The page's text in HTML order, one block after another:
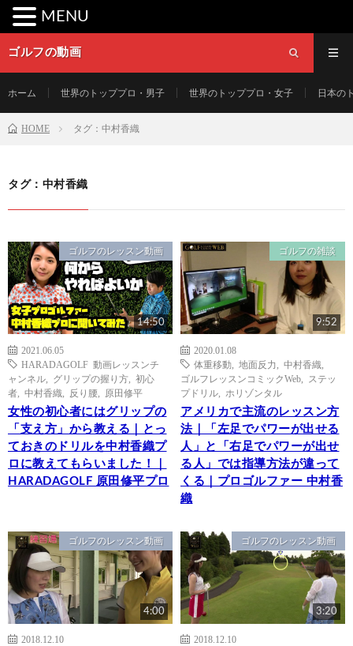
ゴルフの動画
ホーム 世界のトッププロ・男子 世界のトッププロ・女子 日本の
HOME タグ：中村香織
タグ：中村香織
ゴルフのレッスン動画
14:50
2021.06.05
HARADAGOLF 動画レッスンチ
ャンネル
グリップの握り方
初心
者
中村香織 反り腰 原田修平
女性の初心者にはグリップの
「支え方」から教える｜とっ
ておきのドリルを中村香織プ
ロに教えてもらいました！｜
HARADAGOLF 原田修平プロ
ゴルフの雑談
9:52
2020.01.08
体重移動
地面反力 中村香織
ゴルフレッスンコミックWeb
ステッ
プドリル
ホリゾンタル
アメリカで主流のレッスン方
法｜「左足でパワーが出せる
人」と「右足でパワーが出せ
る人」では指導方法が違って
くる｜プロゴルファー 中村香
織
ゴルフのレッスン動画
4:00
2018.12.10
ゴルフのレッスン動画
3:20
2018.12.10
MENU